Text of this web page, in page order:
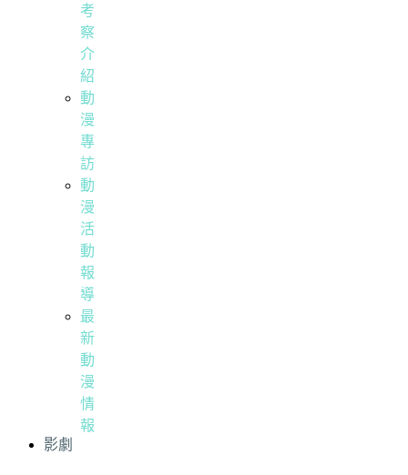
考
察
介
紹
動
漫
專
訪
動
漫
活
動
報
導
最
新
動
漫
情
報
影劇